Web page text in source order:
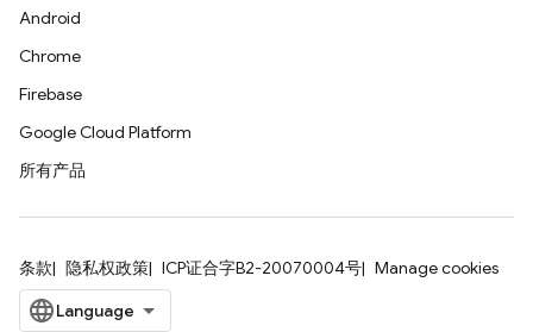
Android
Chrome
Firebase
Google Cloud Platform
所有产品
条款 隐私权政策 ICP证合字B2-20070004号 Manage cookies